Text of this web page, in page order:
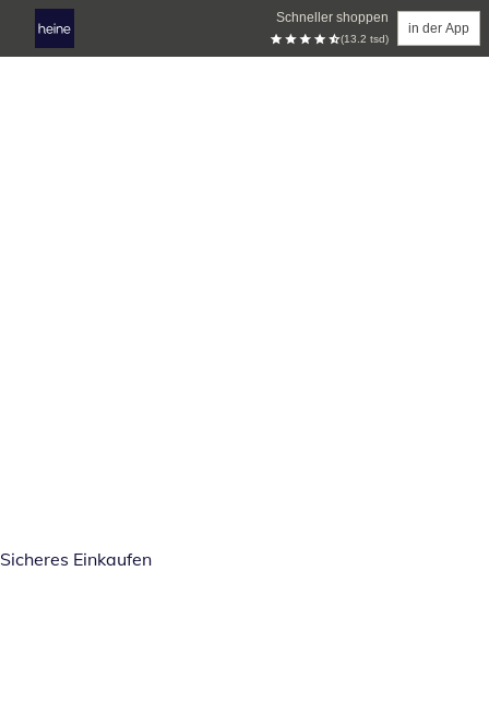
Schneller shoppen
(13.2 tsd)
in der App
Sicheres Einkaufen